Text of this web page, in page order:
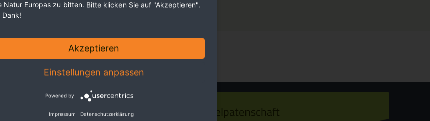
Zugvogelpatenschaft
Natur Europas zu bitten. Bitte klicken Sie auf "Akzeptieren".
Dank!
Akzeptieren
Einstellungen anpassen
Powered by
Impressum Datenschutzerklärung